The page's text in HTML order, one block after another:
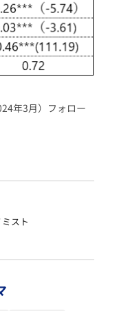
年3月）フォロー
スト